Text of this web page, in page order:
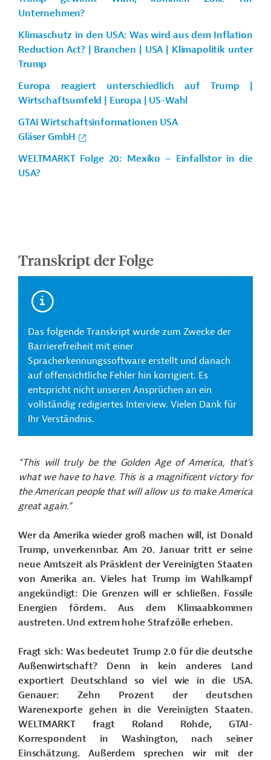
Unternehmen?
Klimaschutz in den USA: Was wird aus dem Inflation
Reduction Act? | Branchen | USA | Klimapolitik unter
Trump
Europa reagiert unterschiedlich auf Trump |
Wirtschaftsumfeld | Europa | US-Wahl
GTAI Wirtschaftsinformationen USA
Gläser GmbH
WELTMARKT Folge 20: Mexiko – Einfallstor in die
USA?
Transkript der Folge
Das folgende Transkript wurde zum Zwecke der
Barrierefreiheit mit einer
Spracherkennungssoftware erstellt und danach
auf offensichtliche Fehler hin korrigiert. Es
entspricht nicht unseren Ansprüchen an ein
vollständig redigiertes Interview. Vielen Dank für
Ihr Verständnis.
“This will truly be the Golden Age of America, that’s
what we have to have. This is a magnificent victory for
the American people that will allow us to make America
great again.”
Wer da Amerika wieder groß machen will, ist Donald
Trump, unverkennbar. Am 20. Januar tritt er seine
neue Amtszeit als Präsident der Vereinigten Staaten
von Amerika an. Vieles hat Trump im Wahlkampf
angekündigt: Die Grenzen will er schließen. Fossile
Energien fördern. Aus dem Klimaabkommen
austreten. Und extrem hohe Strafzölle erheben.
Fragt sich: Was bedeutet Trump 2.0 für die deutsche
Außenwirtschaft? Denn in kein anderes Land
exportiert Deutschland so viel wie in die USA.
Genauer: Zehn Prozent der deutschen
Warenexporte gehen in die Vereinigten Staaten.
WELTMARKT fragt Roland Rohde, GTAI-
Korrespondent in Washington, nach seiner
Einschätzung. Außerdem sprechen wir mit der